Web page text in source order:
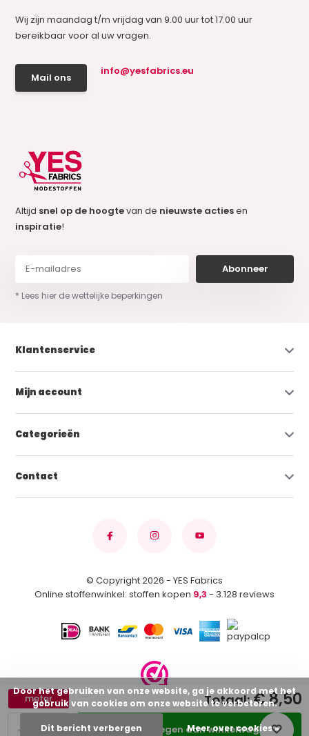
+
-
meter
Toevoegen aan winkelwagen
Totaal:€ 8,50
Wij zijn maandag t/m vrijdag van 9.00 uur tot 17.00 uur
bereikbaar voor al uw vragen.
Mail ons
info@yesfabrics.eu
Altijd snel op de hoogtevan de nieuwste actiesen
inspiratie!
Abonneer
* Lees hier de wettelijke beperkingen
Klantenservice
Mijn account
Categorieën
Contact
© Copyright 2026 - YES Fabrics
Online stoffenwinkel: stoffen kopen 9,3 - 3.128 reviews
Door het gebruiken van onze website, ga je akkoord met het
gebruik van cookies om onze website te verbeteren.
Dit bericht verbergen Meer over cookies »